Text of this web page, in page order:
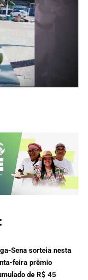
Sena sorteia nesta
feira prêmio
de R$ 45